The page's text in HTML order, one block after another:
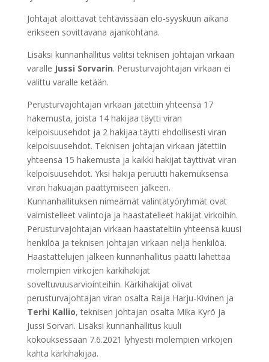
Johtajat aloittavat tehtävissään elo-syyskuun aikana
erikseen sovittavana ajankohtana.
Lisäksi kunnanhallitus valitsi teknisen johtajan virkaan
varalle Jussi Sorvarin. Perusturvajohtajan virkaan ei
valittu varalle ketään.
Perusturvajohtajan virkaan jätettiin yhteensä 17
hakemusta, joista 14 hakijaa täytti viran
kelpoisuusehdot ja 2 hakijaa täytti ehdollisesti viran
kelpoisuusehdot. Teknisen johtajan virkaan jätettiin
yhteensä 15 hakemusta ja kaikki hakijat täyttivät viran
kelpoisuusehdot. Yksi hakija peruutti hakemuksensa
viran hakuajan päättymiseen jälkeen.
Kunnanhallituksen nimeämät valintatyöryhmät ovat
valmistelleet valintoja ja haastatelleet hakijat virkoihin.
Perusturvajohtajan virkaan haastateltiin yhteensä kuusi
henkilöä ja teknisen johtajan virkaan neljä henkilöä.
Haastattelujen jälkeen kunnanhallitus päätti lähettää
molempien virkojen kärkihakijat
soveltuvuusarviointeihin. Kärkihakijat olivat
perusturvajohtajan viran osalta Raija Harju-Kivinen ja
Terhi Kallio, teknisen johtajan osalta Mika Kyrö ja
Jussi Sorvari. Lisäksi kunnanhallitus kuuli
kokouksessaan 7.6.2021 lyhyesti molempien virkojen
kahta kärkihakijaa.